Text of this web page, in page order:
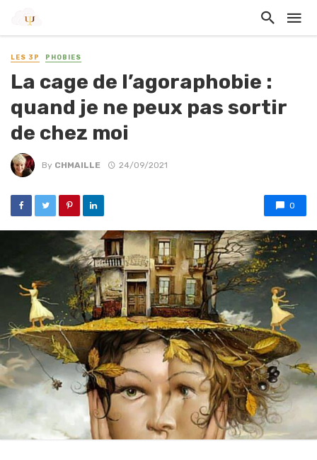
LES 3P PHOBIES
La cage de l’agoraphobie :
quand je ne peux pas sortir
de chez moi
By CHMAILLE 24/09/2021
0